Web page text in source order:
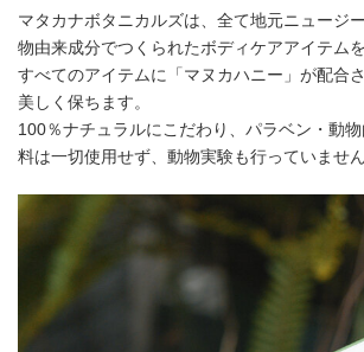
マタカナボタニカルズは、全て地元ニュージ
物由来成分でつくられたボディケアアイテム
すべてのアイテムに「マヌカハニー」が配合
美しく保ちます。
100％ナチュラルにこだわり、パラベン・動
料は一切使用せず、動物実験も行っていません